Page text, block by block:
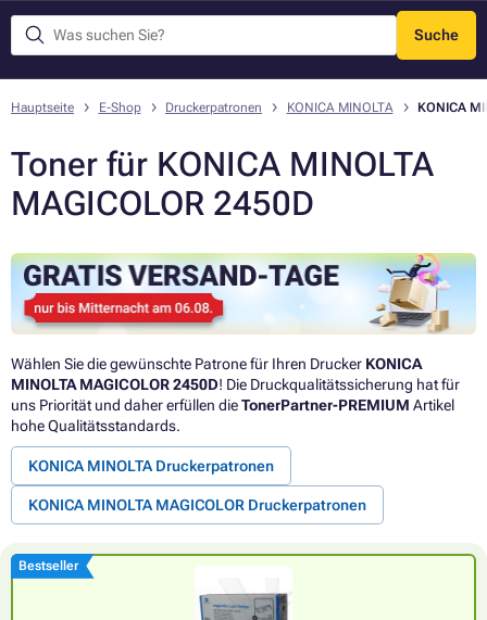
Suche
Menü
Hauptseite E-Shop Druckerpatronen KONICA MINOLTA KONICA
Toner für KONICA MINOLTA
MAGICOLOR 2450D
Wählen Sie die gewünschte Patrone für Ihren Drucker KONICA
MINOLTA MAGICOLOR 2450D! Die Druckqualitätssicherung hat für
uns Priorität und daher erfüllen dieTonerPartner-PREMIUM Artikel
hohe Qualitätsstandards.
KONICA MINOLTA Druckerpatronen
KONICA MINOLTA MAGICOLOR Druckerpatronen
Bestseller